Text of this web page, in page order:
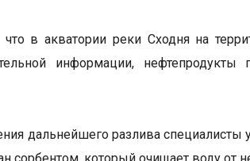
в акватории реки Сходня на
информации,
дальнейшего разлива специалисты